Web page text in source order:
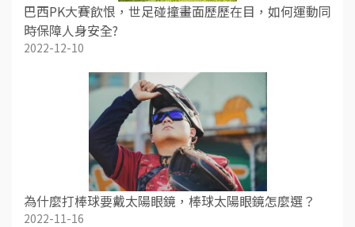
巴西PK大賽飲恨，世足碰撞畫面歷歷在目，如何運動同
時保障人身安全?
2022-12-10
為什麼打棒球要戴太陽眼鏡，棒球太陽眼鏡怎麼選？
2022-11-16